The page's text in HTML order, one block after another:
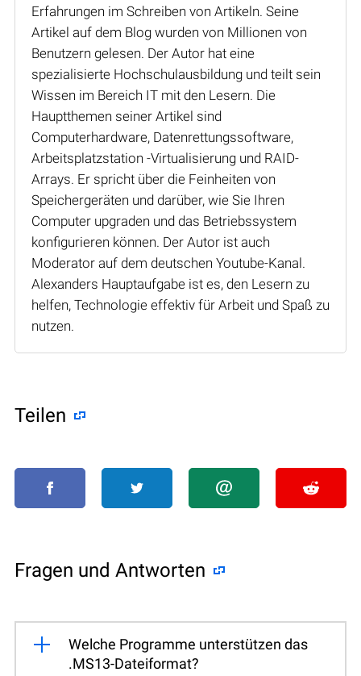
Erfahrungen im Schreiben von Artikeln. Seine
Artikel auf dem Blog wurden von Millionen von
Benutzern gelesen. Der Autor hat eine
spezialisierte Hochschulausbildung und teilt sein
Wissen im Bereich IT mit den Lesern. Die
Hauptthemen seiner Artikel sind
Computerhardware, Datenrettungssoftware,
Arbeitsplatzstation -Virtualisierung und RAID-
Arrays. Er spricht über die Feinheiten von
Speichergeräten und darüber, wie Sie Ihren
Computer upgraden und das Betriebssystem
konfigurieren können. Der Autor ist auch
Moderator auf dem deutschen Youtube-Kanal.
Alexanders Hauptaufgabe ist es, den Lesern zu
helfen, Technologie effektiv für Arbeit und Spaß zu
nutzen.
Teilen
Fragen und Antworten
Welche Programme unterstützen das
.MS13-Dateiformat?